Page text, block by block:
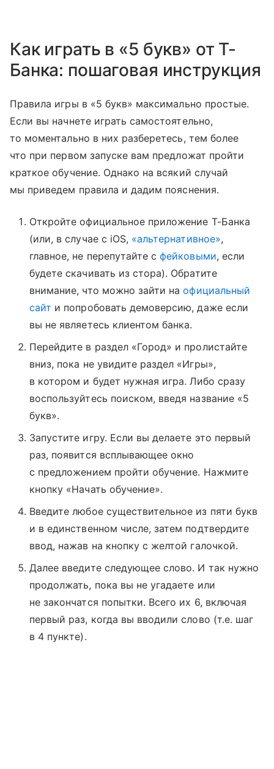
Как играть в «5 букв» от Т-
Банка: пошаговая инструкция
Правила игры в «5 букв» максимально простые.
Если вы начнете играть самостоятельно,
то моментально в них разберетесь, тем более
что при первом запуске вам предложат пройти
краткое обучение. Однако на всякий случай
мы приведем правила и дадим пояснения.
Откройте официальное приложение Т-Банка
(или, в случае с iOS, «альтернативное»,
главное, не перепутайте сфейковыми, если
будете скачивать из стора). Обратите
внимание, что можно зайти наофициальный
сайт и попробовать демоверсию, даже если
вы не являетесь клиентом банка.
Перейдите в раздел «Город» и пролистайте
вниз, пока не увидите раздел «Игры»,
в котором и будет нужная игра. Либо сразу
воспользуйтесь поиском, введя название «5
букв».
Запустите игру. Если вы делаете это первый
раз, появится всплывающее окно
с предложением пройти обучение. Нажмите
кнопку «Начать обучение».
Введите любое существительное из пяти букв
и в единственном числе, затем подтвердите
ввод, нажав на кнопку с желтой галочкой.
Далее введите следующее слово. И так нужно
продолжать, пока вы не угадаете или
не закончатся попытки. Всего их 6, включая
первый раз, когда вы вводили слово (т.е. шаг
в 4 пункте).